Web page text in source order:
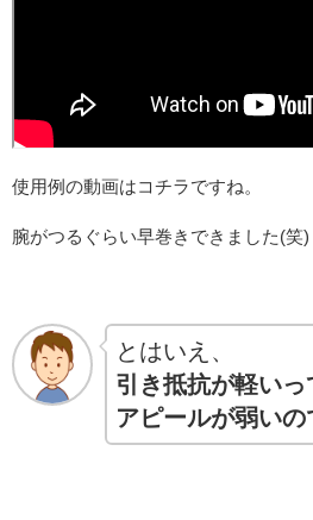
使用例の動画はコチラですね。
腕がつるぐらい早巻きできました(笑)
とはいえ、
引き抵抗が軽いっ
アピールが弱いの